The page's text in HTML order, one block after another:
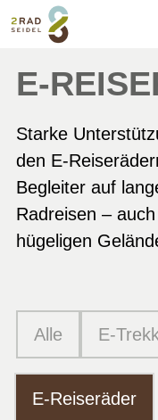
E-
Starke
den E-
Begleiter auf
Radreisen –
hügeligen
Alle E-
E-Reiseräder